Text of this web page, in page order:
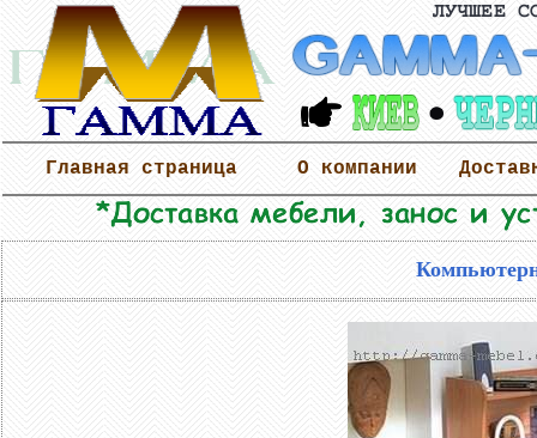
Главная страница О компании